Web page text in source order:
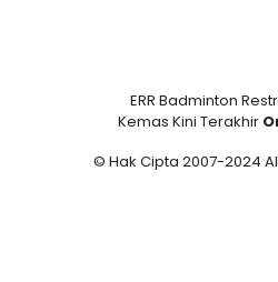
ERR Badminton
Kemas Kini Terakhir
© Hak Cipta 2007-2024